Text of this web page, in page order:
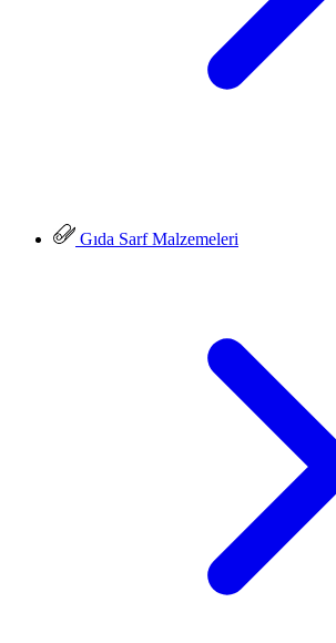
Gıda Sarf Malzemeleri